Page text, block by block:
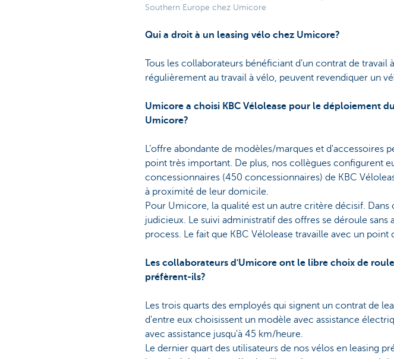
Southern Europe chez Umicore
Qui a droit à un leasing vélo chez Umicore?
Tous les collaborateurs bénéficiant d’un contrat de
régulièrement au travail à vélo, peuvent revendiquer un
Umicore a choisi KBC Vélolease pour le déploiement
Umicore?
L’offre abondante de modèles/marques et d'accessoires
point très important. De plus, nos collègues configurent
concessionnaires (450 concessionnaires) de KBC
à proximité de leur domicile.
Pour Umicore, la qualité est un autre critère décisif.
judicieux. Le suivi administratif des offres se déroule
process. Le fait que KBC Vélolease travaille avec un point
Les collaborateurs d'Umicore ont le libre choix de
préfèrent-ils?
Les trois quarts des employés qui signent un contrat de
d'entre eux choisissent un modèle avec assistance
avec assistance jusqu'à 45 km/heure.
Le dernier quart des utilisateurs de nos vélos en leasing